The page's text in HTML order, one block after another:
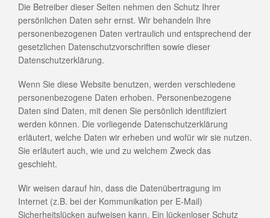
Die Betreiber dieser Seiten nehmen den Schutz Ihrer
persönlichen Daten sehr ernst. Wir behandeln Ihre
personenbezogenen Daten vertraulich und entsprechend der
gesetzlichen Datenschutzvorschriften sowie dieser
Datenschutzerklärung.
Wenn Sie diese Website benutzen, werden verschiedene
personenbezogene Daten erhoben. Personenbezogene
Daten sind Daten, mit denen Sie persönlich identifiziert
werden können. Die vorliegende Datenschutzerklärung
erläutert, welche Daten wir erheben und wofür wir sie nutzen.
Sie erläutert auch, wie und zu welchem Zweck das
geschieht.
Wir weisen darauf hin, dass die Datenübertragung im
Internet (z.B. bei der Kommunikation per E-Mail)
Sicherheitslücken aufweisen kann. Ein lückenloser Schutz